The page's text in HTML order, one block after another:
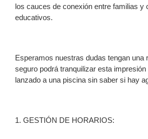
los cauces de conexión entre familias y
educativos.
Esperamos nuestras dudas tengan una
seguro podrá tranquilizar esta
lanzado a una piscina sin saber si hay
1. GESTIÓN DE HORARIOS: